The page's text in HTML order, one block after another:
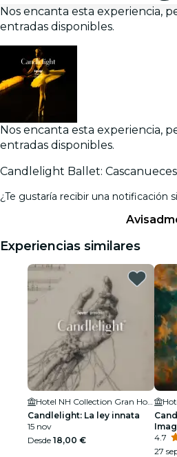
Nos encanta esta experiencia,
entradas disponibles.
Nos encanta esta experiencia,
entradas disponibles.
Candlelight Ballet: Cascanueces
¿Te gustaría recibir una notificación
Experiencias similares
Candlelight: La ley innata
15 nov
Desde 18,00 €
4.7
27